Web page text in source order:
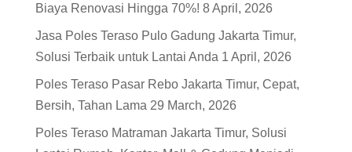
Biaya Renovasi Hingga 70%! 8 April, 2026
Jasa Poles Teraso Pulo Gadung Jakarta Timur,
Solusi Terbaik untuk Lantai Anda 1 April, 2026
Poles Teraso Pasar Rebo Jakarta Timur, Cepat,
Bersih, Tahan Lama 29 March, 2026
Poles Teraso Matraman Jakarta Timur, Solusi